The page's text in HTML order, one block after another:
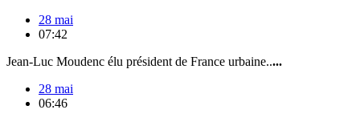
28 mai
07:42
Jean-Luc Moudenc élu président de France urbaine.....
28 mai
06:46